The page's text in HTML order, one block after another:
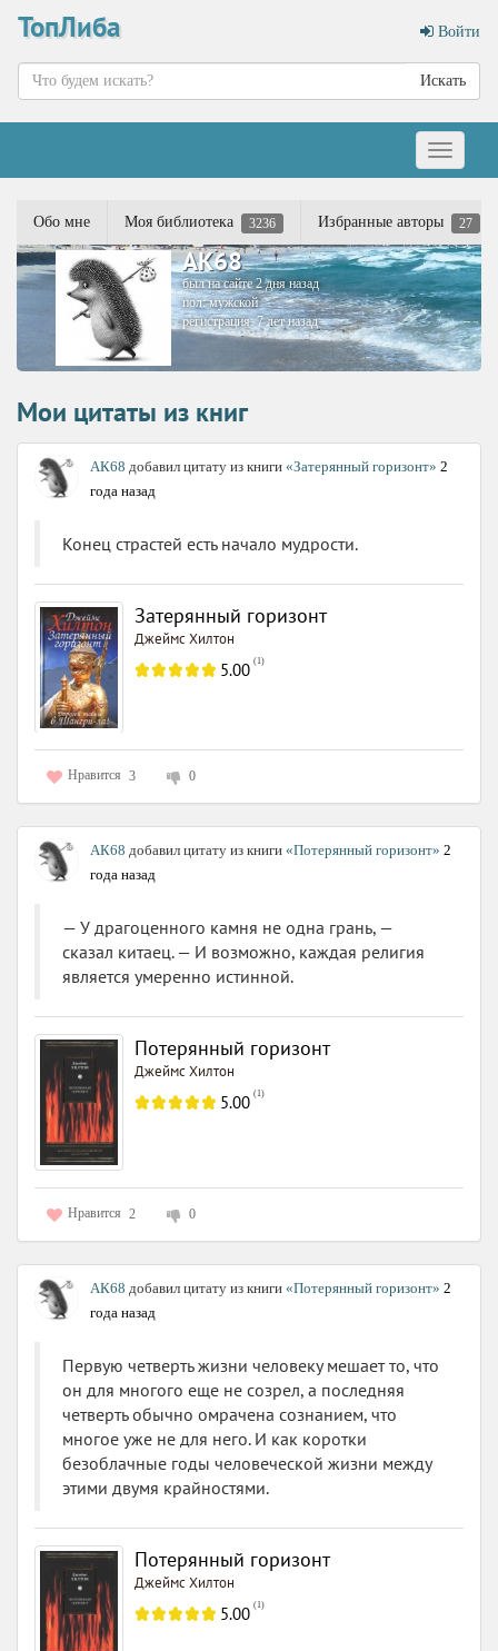
ТопЛиба Войти
Искать
Меню
Обо мне Моя библиотека 3236 Избранные авторы 27
АК68
был на сайте 2 дня назад
пол: мужской
регистрация: 7 лет назад
Мои цитаты из книг
АК68 добавил цитату из книги «Затерянный горизонт» 2
года назад
Конец страстей есть начало мудрости.
Затерянный горизонт
Джеймс Хилтон
5.00 (1)
Нравится 3 0
АК68 добавил цитату из книги «Потерянный горизонт» 2
года назад
— У драгоценного камня не одна грань, —
сказал китаец. — И возможно, каждая религия
является умеренно истинной.
Потерянный горизонт
Джеймс Хилтон
5.00 (1)
Нравится 2 0
АК68 добавил цитату из книги «Потерянный горизонт» 2
года назад
Первую четверть жизни человеку мешает то, что
он для многого еще не созрел, а последняя
четверть обычно омрачена сознанием, что
многое уже не для него. И как коротки
безоблачные годы человеческой жизни между
этими двумя крайностями.
Потерянный горизонт
Джеймс Хилтон
5.00 (1)